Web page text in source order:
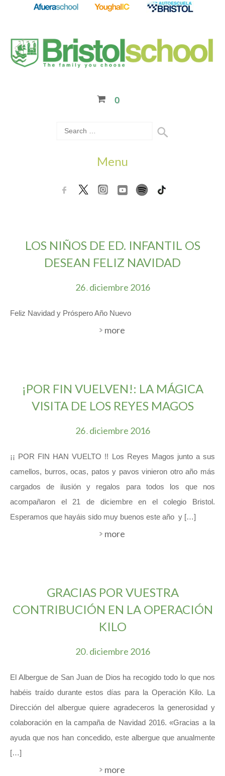
0
Menu
LOS NIÑOS DE ED. INFANTIL OS
DESEAN FELIZ NAVIDAD
26. diciembre 2016
Feliz Navidad y Próspero Año Nuevo
more
¡POR FIN VUELVEN!: LA MÁGICA
VISITA DE LOS REYES MAGOS
26. diciembre 2016
¡¡ POR FIN HAN VUELTO !! Los Reyes Magos junto a sus
camellos, burros, ocas, patos y pavos vinieron otro año más
cargados de ilusión y regalos para todos los que nos
acompañaron el 21 de diciembre en el colegio Bristol.
Esperamos que hayáis sido muy buenos este año y […]
more
GRACIAS POR VUESTRA
CONTRIBUCIÓN EN LA OPERACIÓN
KILO
20. diciembre 2016
El Albergue de San Juan de Dios ha recogido todo lo que nos
habéis traído durante estos días para la Operación Kilo. La
Dirección del albergue quiere agradeceros la generosidad y
colaboración en la campaña de Navidad 2016. «Gracias a la
ayuda que nos han concedido, este albergue que anualmente
[…]
more